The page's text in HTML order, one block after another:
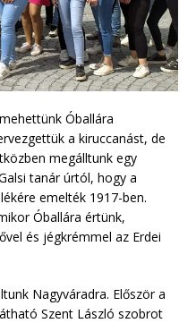
Óballára
a kiruccanást, de
megálltunk egy
tanár úrtól, hogy a
emelték 1917-ben.
Óballára értünk,
és jégkrémmel az Erdei
Nagyváradra. Először a
Szent László szobrot